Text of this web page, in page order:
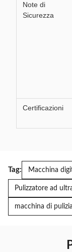
Note di
Sicurezza
Certificazioni
Tag: Macchina
Pulizzatore ad
macchina di